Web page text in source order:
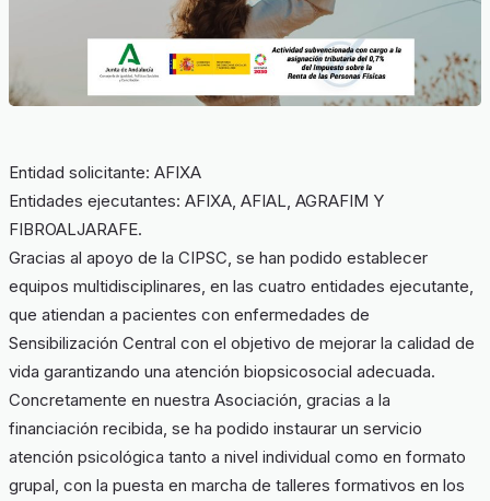
Entidad solicitante: AFIXA
Entidades ejecutantes: AFIXA, AFIAL, AGRAFIM Y
FIBROALJARAFE.
Gracias al apoyo de la CIPSC, se han podido establecer
equipos multidisciplinares, en las cuatro entidades ejecutante,
que atiendan a pacientes con enfermedades de
Sensibilización Central con el objetivo de mejorar la calidad de
vida garantizando una atención biopsicosocial adecuada.
Concretamente en nuestra Asociación, gracias a la
financiación recibida, se ha podido instaurar un servicio
atención psicológica tanto a nivel individual como en formato
grupal, con la puesta en marcha de talleres formativos en los